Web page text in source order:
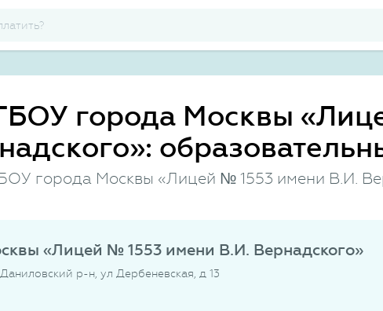
города Москвы
города Москвы «Лицей № 1553 имени В.И.
«Лицей № 1553 имени В.И. Вернадского»
Даниловский р-н, ул Дербеневская, д 13